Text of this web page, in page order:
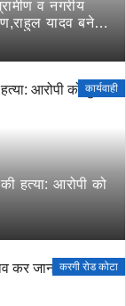
व नगरीय
यादव बने
कार्यवाही
हत्या: आरोपी को
करगी रोड कोटा